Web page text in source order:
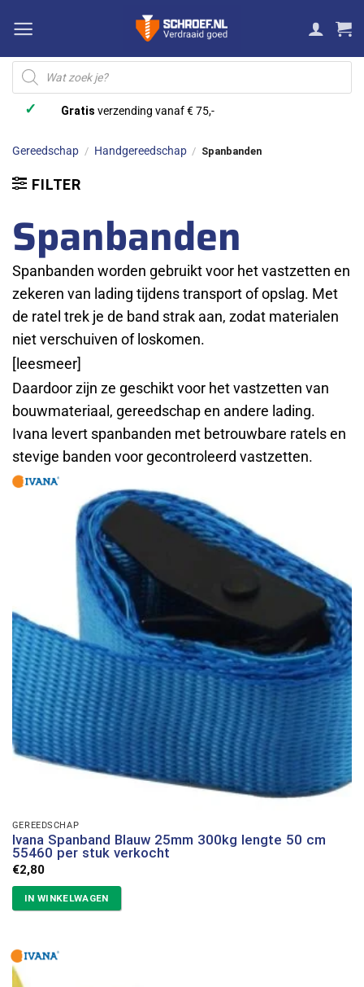
naar
inhoud
Producten
zoeken
✓ Gratis verzending vanaf € 75,-
Gereedschap / Handgereedschap / Spanbanden
FILTER
Spanbanden
Spanbanden worden gebruikt voor het vastzetten en
zekeren van lading tijdens transport of opslag. Met
de ratel trek je de band strak aan, zodat materialen
niet verschuiven of loskomen.
[leesmeer]
Daardoor zijn ze geschikt voor het vastzetten van
bouwmateriaal, gereedschap en andere lading.
Ivana levert spanbanden met betrouwbare ratels en
stevige banden voor gecontroleerd vastzetten.
GEREEDSCHAP
Ivana Spanband Blauw 25mm 300kg lengte 50 cm
55460 per stuk verkocht
€2,80
IN WINKELWAGEN